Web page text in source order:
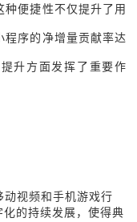
便捷性不仅提升了用
程序的净增量贡献率达
升方面发挥了重要作
视频和手机游戏行
的持续发展，使得典